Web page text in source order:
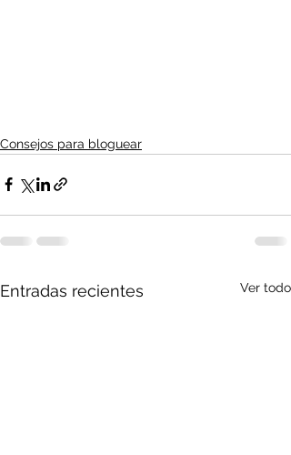
Consejos para bloguear
Entradas recientes Ver todo